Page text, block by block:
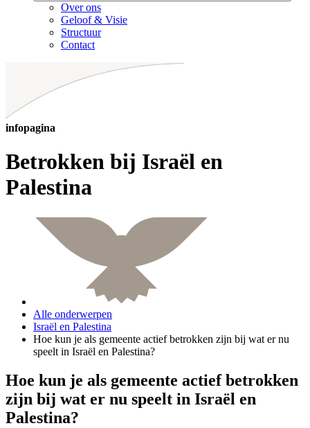
Over ons
Geloof & Visie
Structuur
Contact
infopagina
Betrokken bij Israël en
Palestina
Alle onderwerpen
Israël en Palestina
Hoe kun je als gemeente actief betrokken zijn bij wat er nu
speelt in Israël en Palestina?
Hoe kun je als gemeente actief betrokken
zijn bij wat er nu speelt in Israël en
Palestina?